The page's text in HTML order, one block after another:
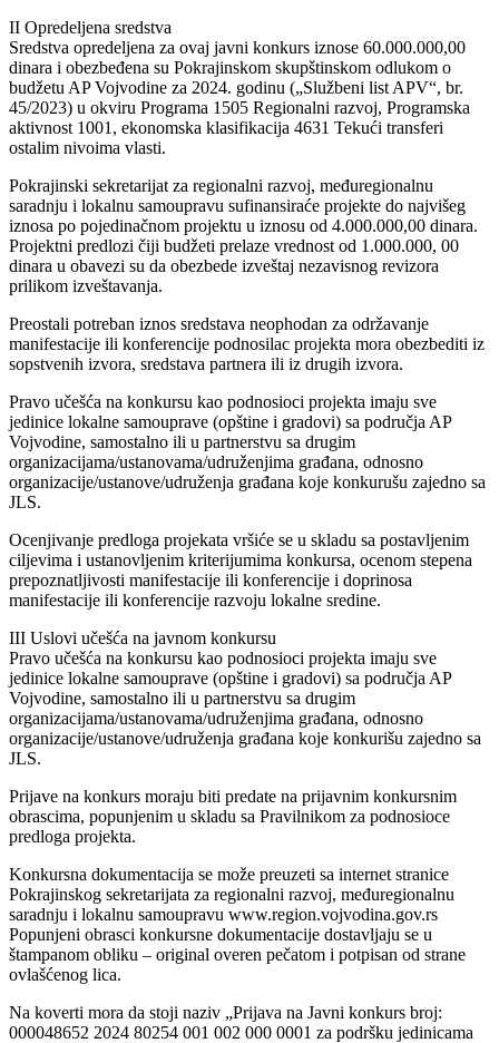
II Opredeljena sredstva
Sredstva opredeljena za ovaj javni konkurs iznose 60.000.000,00
dinara i obezbeđena su Pokrajinskom skupštinskom odlukom o
budžetu AP Vojvodine za 2024. godinu („Službeni list APV“, br.
45/2023) u okviru Programa 1505 Regionalni razvoj, Programska
aktivnost 1001, ekonomska klasifikacija 4631 Tekući transferi
ostalim nivoima vlasti.
Pokrajinski sekretarijat za regionalni razvoj, međuregionalnu
saradnju i lokalnu samoupravu sufinansiraće projekte do najvišeg
iznosa po pojedinačnom projektu u iznosu od 4.000.000,00 dinara.
Projektni predlozi čiji budžeti prelaze vrednost od 1.000.000, 00
dinara u obavezi su da obezbede izveštaj nezavisnog revizora
prilikom izveštavanja.
Preostali potreban iznos sredstava neophodan za održavanje
manifestacije ili konferencije podnosilac projekta mora obezbediti iz
sopstvenih izvora, sredstava partnera ili iz drugih izvora.
Pravo učešća na konkursu kao podnosioci projekta imaju sve
jedinice lokalne samouprave (opštine i gradovi) sa područja AP
Vojvodine, samostalno ili u partnerstvu sa drugim
organizacijama/ustanovama/udruženjima građana, odnosno
organizacije/ustanove/udruženja građana koje konkurušu zajedno sa
JLS.
Ocenjivanje predloga projekata vršiće se u skladu sa postavljenim
ciljevima i ustanovljenim kriterijumima konkursa, ocenom stepena
prepoznatljivosti manifestacije ili konferencije i doprinosa
manifestacije ili konferencije razvoju lokalne sredine.
III Uslovi učešća na javnom konkursu
Pravo učešća na konkursu kao podnosioci projekta imaju sve
jedinice lokalne samouprave (opštine i gradovi) sa područja AP
Vojvodine, samostalno ili u partnerstvu sa drugim
organizacijama/ustanovama/udruženjima građana, odnosno
organizacije/ustanove/udruženja građana koje konkurišu zajedno sa
JLS.
Prijave na konkurs moraju biti predate na prijavnim konkursnim
obrascima, popunjenim u skladu sa Pravilnikom za podnosioce
predloga projekta.
Konkursna dokumentacija se može preuzeti sa internet stranice
Pokrajinskog sekretarijata za regionalni razvoj, međuregionalnu
saradnju i lokalnu samoupravu www.region.vojvodina.gov.rs
Popunjeni obrasci konkursne dokumentacije dostavljaju se u
štampanom obliku – original overen pečatom i potpisan od strane
ovlašćenog lica.
Na koverti mora da stoji naziv „Prijava na Javni konkurs broj:
000048652 2024 80254 001 002 000 0001 za podršku jedinicama